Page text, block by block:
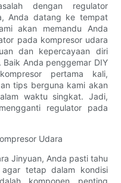
dengan regulator
Anda datang ke tempat
akan memandu Anda
pada kompresor udara
dan kepercayaan diri
Anda penggemar DIY
pertama kali,
tips berguna kami akan
waktu singkat. Jadi,
regulator pada
Udara
Jinyuan, Anda pasti tahu
tetap dalam kondisi